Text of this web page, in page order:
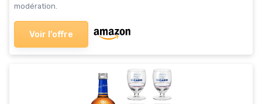
modération.
Voir l'offre